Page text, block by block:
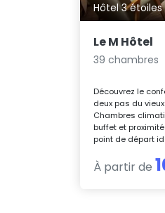
Hôtel 3 étoiles
Le M Hôtel
39 chambres
Découvrez le
deux pas du
Chambres
buffet et
point de départ
À partir de